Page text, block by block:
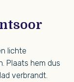
lichte
Plaats hem dus
verbrandt.